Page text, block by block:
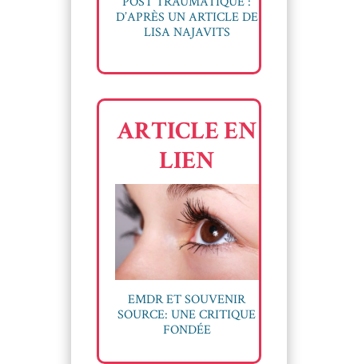
D’APRÈS UN ARTICLE DE
LISA NAJAVITS
ARTICLE EN
LIEN
EMDR ET SOUVENIR
SOURCE: UNE CRITIQUE
FONDÉE